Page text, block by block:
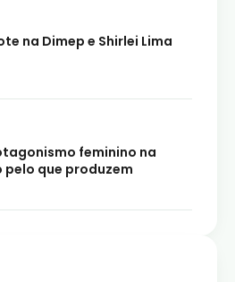
na Dimep e Shirlei Lima
feminino na
que produzem